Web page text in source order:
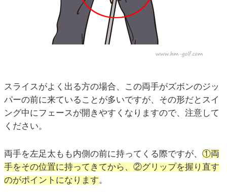
スライスがよく出る方の場合、この両手がズボンのジッ
パーの前に来ていることが多いですが、その形だとスイ
ング中にフェースが開きやすくなりますので、注意して
ください。
両手を左足太もも内側の前に持ってくる際ですが、 ①両
手をその位置に持ってきてから、②グリップを握り直す
のがポイントになります。